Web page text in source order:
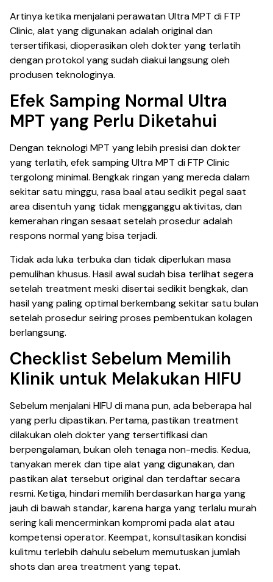
Artinya ketika menjalani perawatan Ultra MPT di FTP
Clinic, alat yang digunakan adalah original dan
tersertifikasi, dioperasikan oleh dokter yang terlatih
dengan protokol yang sudah diakui langsung oleh
produsen teknologinya.
Efek Samping Normal Ultra
MPT yang Perlu Diketahui
Dengan teknologi MPT yang lebih presisi dan dokter
yang terlatih, efek samping Ultra MPT di FTP Clinic
tergolong minimal. Bengkak ringan yang mereda dalam
sekitar satu minggu, rasa baal atau sedikit pegal saat
area disentuh yang tidak mengganggu aktivitas, dan
kemerahan ringan sesaat setelah prosedur adalah
respons normal yang bisa terjadi.
Tidak ada luka terbuka dan tidak diperlukan masa
pemulihan khusus. Hasil awal sudah bisa terlihat segera
setelah treatment meski disertai sedikit bengkak, dan
hasil yang paling optimal berkembang sekitar satu bulan
setelah prosedur seiring proses pembentukan kolagen
berlangsung.
Checklist Sebelum Memilih
Klinik untuk Melakukan HIFU
Sebelum menjalani HIFU di mana pun, ada beberapa hal
yang perlu dipastikan. Pertama, pastikan treatment
dilakukan oleh dokter yang tersertifikasi dan
berpengalaman, bukan oleh tenaga non-medis. Kedua,
tanyakan merek dan tipe alat yang digunakan, dan
pastikan alat tersebut original dan terdaftar secara
resmi. Ketiga, hindari memilih berdasarkan harga yang
jauh di bawah standar, karena harga yang terlalu murah
sering kali mencerminkan kompromi pada alat atau
kompetensi operator. Keempat, konsultasikan kondisi
kulitmu terlebih dahulu sebelum memutuskan jumlah
shots dan area treatment yang tepat.